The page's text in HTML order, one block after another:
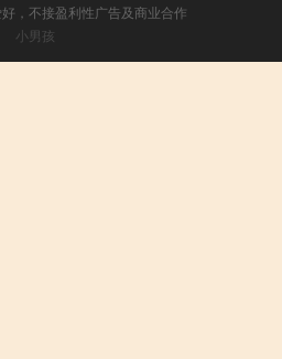
，不接盈利性广告及商业合作
小男孩